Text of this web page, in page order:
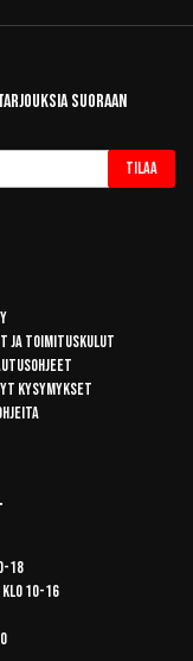
suoraan
Tilaa
ja toimituskulut
kysymykset
18
10-16